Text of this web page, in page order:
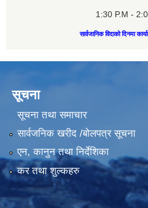
1:30 P.M -
सार्वजानिक विदाको दिनमा
सूचना
सूचना तथा समाचार
सार्वजनिक खरीद /बोलपत्र सूचना
एन, कानुन तथा निर्देशिका
कर तथा शुल्कहरु